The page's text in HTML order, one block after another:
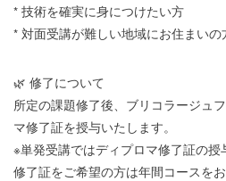
* 技術を確実に身につけたい方
* 対面受講が難しい地域にお住まいの
🌿 修了について
所定の課題修了後、ブリコラージュ
マ修了証を授与いたします。
※単発受講ではディプロマ修了証の
修了証をご希望の方は年間コースをお